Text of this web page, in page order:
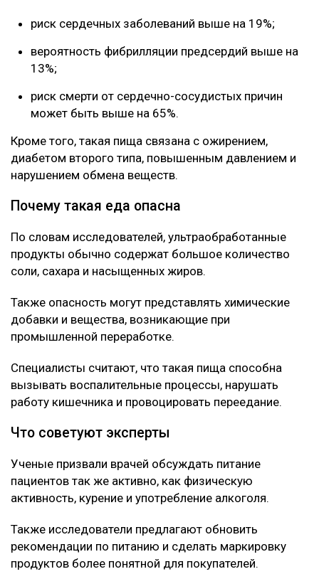
риск сердечных заболеваний выше на 19%;
вероятность фибрилляции предсердий выше на
13%;
риск смерти от сердечно-сосудистых причин
может быть выше на 65%.
Кроме того, такая пища связана с ожирением,
диабетом второго типа, повышенным давлением и
нарушением обмена веществ.
Почему такая еда опасна
По словам исследователей, ультраобработанные
продукты обычно содержат большое количество
соли, сахара и насыщенных жиров.
Также опасность могут представлять химические
добавки и вещества, возникающие при
промышленной переработке.
Специалисты считают, что такая пища способна
вызывать воспалительные процессы, нарушать
работу кишечника и провоцировать переедание.
Что советуют эксперты
Ученые призвали врачей обсуждать питание
пациентов так же активно, как физическую
активность, курение и употребление алкоголя.
Также исследователи предлагают обновить
рекомендации по питанию и сделать маркировку
продуктов более понятной для покупателей.